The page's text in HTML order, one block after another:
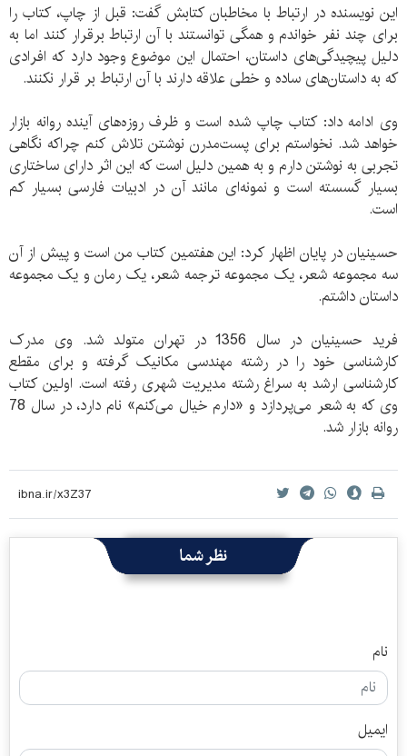
این نویسنده در ارتباط با مخاطبان کتابش گفت: قبل از چاپ، کتاب را
برای چند نفر خواندم و همگی توانستند با آن ارتباط برقرار کنند اما به
دلیل پیچیدگی‌های داستان، احتمال این موضوع وجود دارد که افرادی
که به داستان‌های ساده و خطی علاقه دارند با آن ارتباط بر قرار نکنند.
وی ادامه داد: کتاب چاپ شده است و ظرف روزه‌های آینده روانه بازار
خواهد شد. نخواستم برای پست‌مدرن نوشتن تلاش کنم چراکه نگاهی
تجربی به نوشتن دارم و به همین دلیل است که این اثر دارای ساختاری
بسیار گسسته است و نمونه‌ای مانند آن در ادبیات فارسی بسیار کم
است.
حسینیان در پایان اظهار کرد: این هفتمین کتاب من است و پیش از آن
سه مجموعه شعر، یک مجموعه ترجمه شعر، یک رمان و یک مجموعه
داستان داشتم.
فرید حسینیان در سال 1356 در تهران متولد شد. وی مدرک
کارشناسی خود را در رشته مهندسی مکانیک گرفته و برای مقطع
کارشناسی ارشد به سراغ رشته مدیریت شهری رفته است. اولین کتاب
وی که به شعر می‌پردازد و «دارم خیال می‌کنم» نام دارد، در سال 78
روانه بازار شد.
نظر شما
نام
ایمیل